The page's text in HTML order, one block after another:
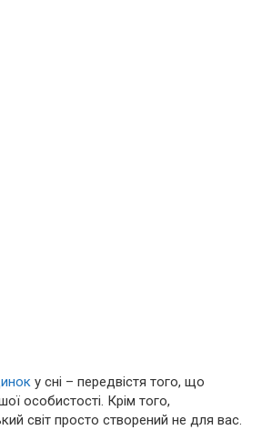
у сні – передвістя того, що
особистості. Крім того,
світ просто створений не для вас.